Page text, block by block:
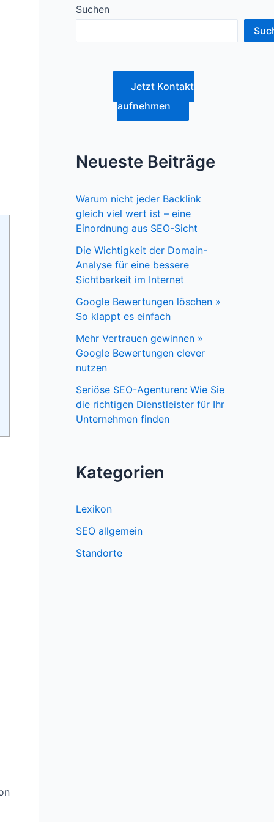
Suchen
Jetzt Kontakt
aufnehmen
Neueste Beiträge
Warum nicht jeder Backlink
gleich viel wert ist – eine
Einordnung aus SEO-Sicht
Die Wichtigkeit der Domain-
Analyse für eine bessere
Sichtbarkeit im Internet
Google Bewertungen löschen »
So klappt es einfach
Mehr Vertrauen gewinnen »
Google Bewertungen clever
nutzen
Seriöse SEO-Agenturen: Wie Sie
die richtigen Dienstleister für Ihr
Unternehmen finden
Kategorien
Lexikon
SEO allgemein
Standorte